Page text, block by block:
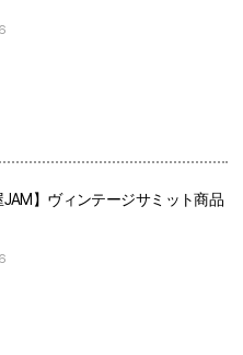
JAM】ヴィンテージサミット商品